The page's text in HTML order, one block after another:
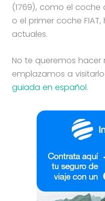
(1769), como el coche
o el primer coche
actuales.
No te queremos
emplazamos a
guiada en español.